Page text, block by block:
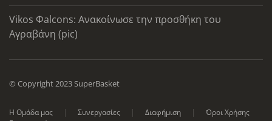
Vikos Φalcons: Ανακοίνωσε την προσθήκη του
Αγραβάνη (pic)
© Copyright 2023 SuperBasket
Η Ομάδα μας Συνεργασίες Διαφήμιση
Όροι Χρήσης